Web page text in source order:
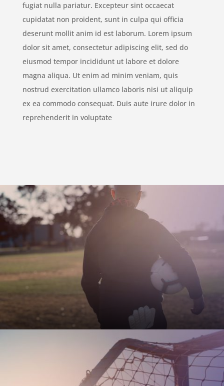
fugiat nulla pariatur. Excepteur sint occaecat
cupidatat non proident, sunt in culpa qui officia
deserunt mollit anim id est laborum. Lorem ipsum
dolor sit amet, consectetur adipiscing elit, sed do
eiusmod tempor incididunt ut labore et dolore
magna aliqua. Ut enim ad minim veniam, quis
nostrud exercitation ullamco laboris nisi ut aliquip
ex ea commodo consequat. Duis aute irure dolor in
reprehenderit in voluptate